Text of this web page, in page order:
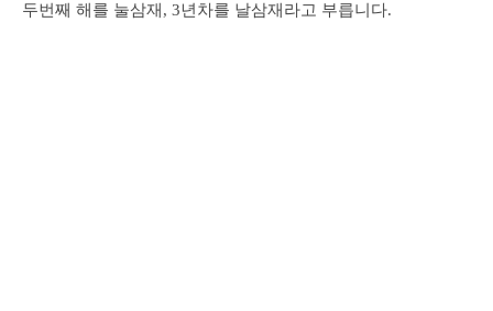
두번째 해를 눌삼재, 3년차를 날삼재라고 부릅니다.